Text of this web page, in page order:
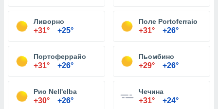
Ливорно
+31° +25°
Поле Portoferraio
+31° +26°
Портоферрайо
+31° +26°
Пьомбино
+29° +26°
Рио Nell'elba
+30° +26°
Чечина
+31° +24°